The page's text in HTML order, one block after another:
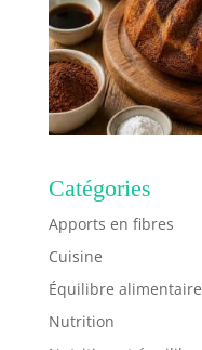
Catégories
Apports en fibres
Cuisine
Équilibre alimentaire
Nutrition